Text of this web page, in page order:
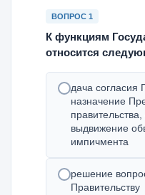
ВОПРОС 1
К функциям
относится
дача согласия
назначение
выдвижение
импичмента
решение
Правительству